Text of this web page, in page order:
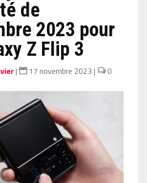
de
2023 pour
Z Flip 3
| 17 novembre 2023 |
0